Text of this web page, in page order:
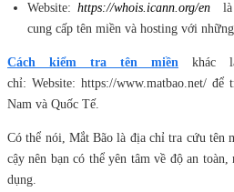
Website: https://whois.icann.org/enlà
cung cấp tên miền và hosting với
Cách kiểm tra tên miền
khác
chỉ: Website: https://www.matbao.net/để
Nam và Quốc Tế.
Có thể nói, Mắt Bão là địa chỉ tra cứu tên
cậy nên bạn có thể yên tâm về độ an
dụng.